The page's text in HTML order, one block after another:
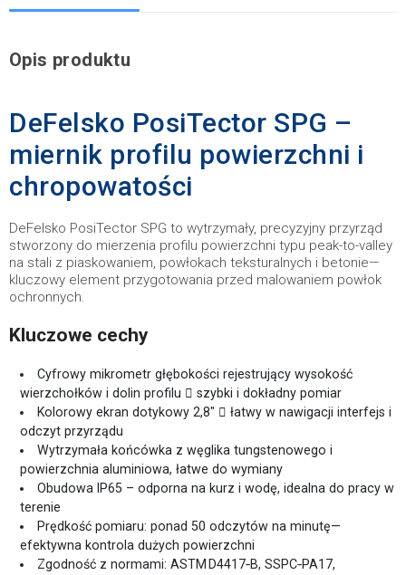
Opis produktu
DeFelsko PosiTector SPG –
miernik profilu powierzchni i
chropowatości
DeFelsko PosiTector SPG to wytrzymały, precyzyjny przyrząd
stworzony do mierzenia profilu powierzchni typu peak-to-valley
na stali z piaskowaniem, powłokach teksturalnych i betonie—
kluczowy element przygotowania przed malowaniem powłok
ochronnych.
Kluczowe cechy
Cyfrowy mikrometr głębokości rejestrujący wysokość
wierzchołków i dolin profilu  szybki i dokładny pomiar
Kolorowy ekran dotykowy 2,8″  łatwy w nawigacji interfejs i
odczyt przyrządu
Wytrzymała końcówka z węglika tungstenowego i
powierzchnia aluminiowa, łatwe do wymiany
Obudowa IP65 – odporna na kurz i wodę, idealna do pracy w
terenie
Prędkość pomiaru: ponad 50 odczytów na minutę—
efektywna kontrola dużych powierzchni
Zgodność z normami: ASTM D4417‑B, SSPC‑PA17,